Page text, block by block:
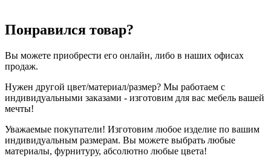
Понравился товар?
Вы можете приобрести его онлайн, либо в наших офисах
продаж.
Нужен другой цвет/материал/размер? Мы работаем с
индивидуальными заказами - изготовим для вас мебель вашей
мечты!
Уважаемые покупатели! Изготовим любое изделие по вашим
индивидуальным размерам. Вы можете выбрать любые
материалы, фурнитуру, абсолютно любые цвета!